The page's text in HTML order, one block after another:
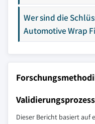
Wer sind die
Automotive Wrap
Validierungsprozess
Dieser Bericht basiert